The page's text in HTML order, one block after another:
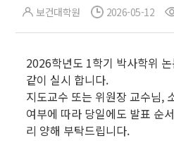
보건대학원 2026-05-12
2026학년도 1학기 박사학위
같이 실시 합니다.
지도교수 또는 위원장 교수님,
여부에 따라 당일에도 발표 순
리 양해 부탁드립니다.